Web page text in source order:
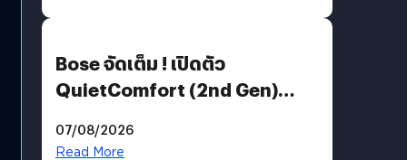
Bose จัดเต็ม ! เปิดตัว
QuietComfort (2nd Gen)
07/08/2026
Read More